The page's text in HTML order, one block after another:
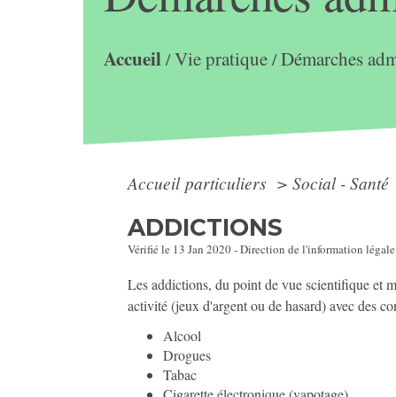
Accueil/Vie pratique/Démarches
Accueil particuliers > Social - Santé
ADDICTIONS
Vérifié le 13 Jan 2020 - Direction de l'information
Les addictions, du point de vue scientifique et
activité (jeux d'argent ou de hasard) avec des
Alcool
Drogues
Tabac